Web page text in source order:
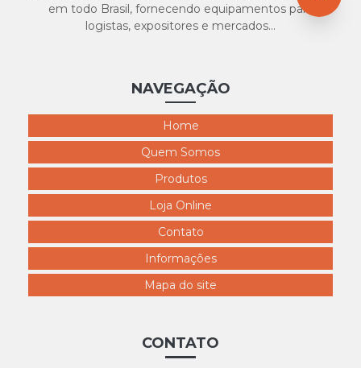
em todo Brasil, fornecendo equipamentos para
logistas, expositores e mercados...
NAVEGAÇÃO
Home
Quem Somos
Produtos
Loja Online
Contato
Informações
Mapa do site
CONTATO